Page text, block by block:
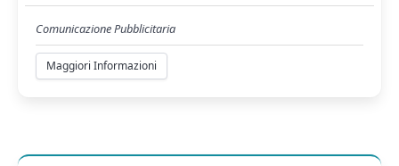
Comunicazione Pubblicitaria
Maggiori Informazioni